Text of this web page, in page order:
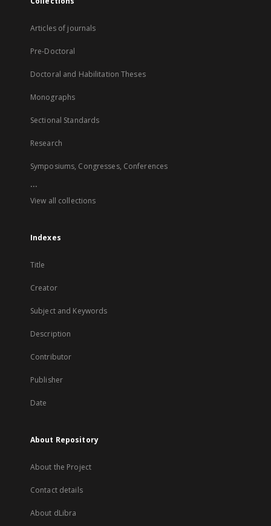
Articles of journals
Pre-Doctoral
Doctoral and Habilitation Theses
Monographs
Sectional Standards
Research
Symposiums, Congresses, Conferences
...
View all collections
Indexes
Title
Creator
Subject and Keywords
Description
Contributor
Publisher
Date
About Repository
About the Project
Contact details
About dLibra